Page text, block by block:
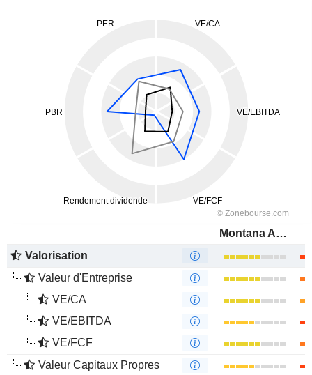
Montana Aerospace AG
Valorisation
Valeur d'Entreprise
VE/CA
VE/EBITDA
VE/FCF
Valeur Capitaux Propres